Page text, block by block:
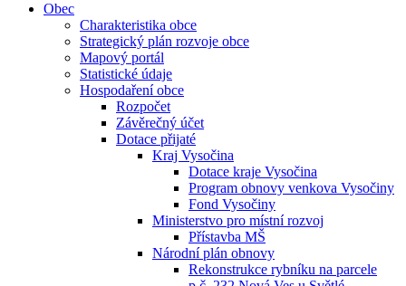
Obec
Charakteristika obce
Strategický plán rozvoje obce
Mapový portál
Statistické údaje
Hospodaření obce
Rozpočet
Závěrečný účet
Dotace přijaté
Kraj Vysočina
Dotace kraje Vysočina
Program obnovy venkova Vysočiny
Fond Vysočiny
Ministerstvo pro místní rozvoj
Přístavba MŠ
Národní plán obnovy
Rekonstrukce rybníku na parcele